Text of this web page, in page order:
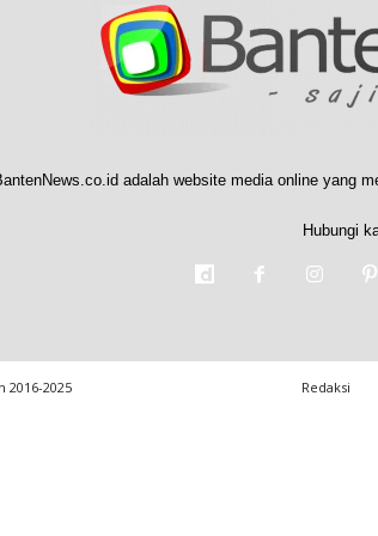
adalah website media online yang
Hubungi
Redaksi
2016-2025